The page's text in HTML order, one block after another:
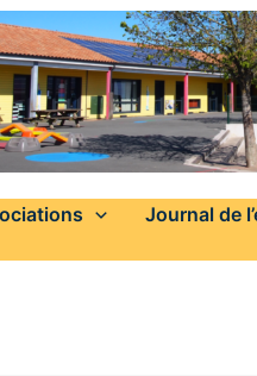
Journal de